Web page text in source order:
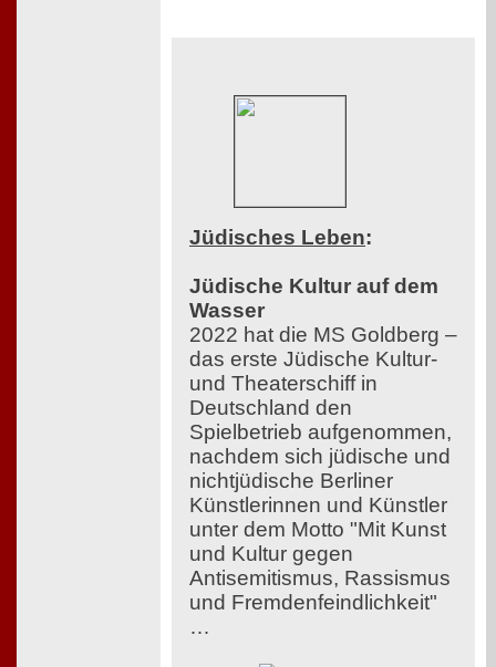
Jüdisches Leben:
Jüdische Kultur auf dem
Wasser
2022 hat die MS Goldberg –
das erste Jüdische Kultur-
und Theaterschiff in
Deutschland den
Spielbetrieb aufgenommen,
nachdem sich jüdische und
nichtjüdische Berliner
Künstlerinnen und Künstler
unter dem Motto "Mit Kunst
und Kultur gegen
Antisemitismus, Rassismus
und Fremdenfeindlichkeit"
…